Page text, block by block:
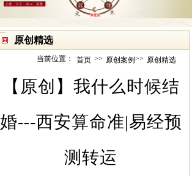
原创精选
当前位置： 首页 >> 原创案例>> 原创精选
【原创】我什么时候结
婚---西安算命准|易经预
测转运